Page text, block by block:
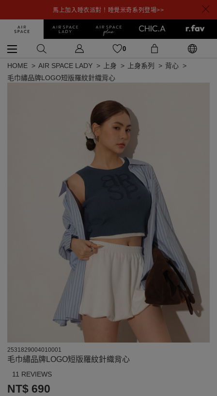
馬上加入睡衣派對！睡覺米奇系列登場>>
0
HOME AIR SPACE LADY 上身 上身系列
背心
毛巾繡品牌LOGO短版羅紋針織背心
2531829004010001
毛巾繡品牌LOGO短版羅紋針織背心
11 REVIEWS
NT$ 690